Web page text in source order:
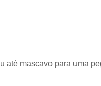
até mascavo para uma